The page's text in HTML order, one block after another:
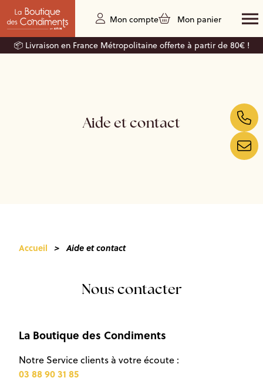
Mon compte Mon panier
📦 Livraison en France Métropolitaine offerte à partir de 80€ !
Aide et contact
Accueil > Aide et contact
Nous contacter
La Boutique des Condiments
Notre Service clients à votre écoute :
03 88 90 31 85